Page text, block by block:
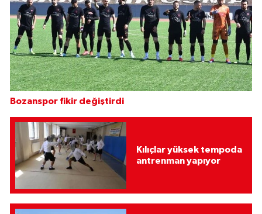
Bozanspor fikir değiştirdi
Kılıçlar yüksek tempoda
antrenman yapıyor